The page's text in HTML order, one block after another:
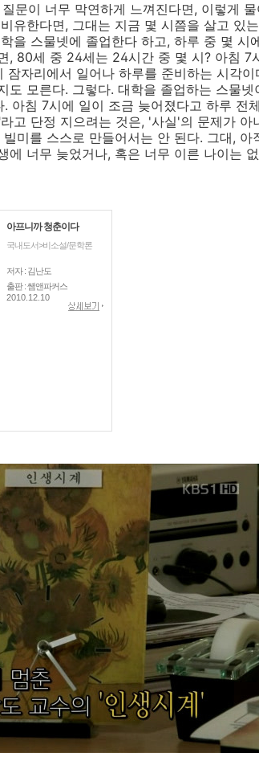
문이 너무 막연하게 느껴진다면, 이렇게
유한다면, 그대는 지금 몇 시쯤을 살고 있
을 스물넷에 졸업한다 하고, 하루 중 몇 시
, 80세 중 24세는 24시간 중 몇 시? 아침 7
잠자리에서 일어나 하루를 준비하는 시각
도 모른다. 그렇다. 대학을 졸업하는 스물
아침 7시에 일이 조금 늦어졌다고 하루 전
고 단정 지으려는 것은, '사실'의 문제가 아
미를 스스로 만들어서는 안 된다. 그대, 아
에 너무 늦었거나, 혹은 너무 이른 나이는
아프니까 청춘이다
국내도서>비소설/문학론
저자 : 김난도
출판 : 쌤앤파커스
2010.12.10